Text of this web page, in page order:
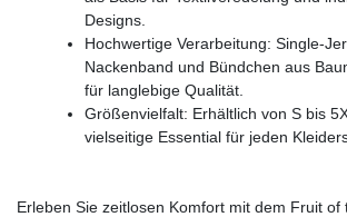
Designs.
Hochwertige Verarbeitung: Single-
Nackenband und Bündchen aus
für langlebige Qualität.
Größenvielfalt: Erhältlich von S bis
vielseitige Essential für jeden
Erleben Sie zeitlosen Komfort mit dem Fruit of